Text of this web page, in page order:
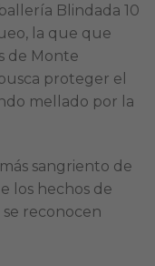
Blindada 10
la que que
de Monte
proteger el
mellado por la
sangriento de
los hechos de
reconocen